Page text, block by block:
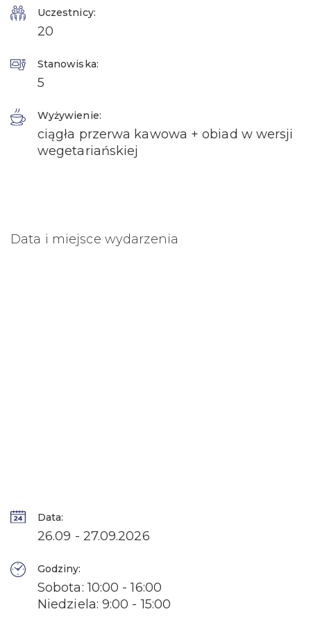
Uczestnicy:
20
Stanowiska:
5
Wyżywienie:
ciągła przerwa kawowa + obiad w wersji
wegetariańskiej
Data i miejsce wydarzenia
Data:
26.09 - 27.09.2026
Godziny:
Sobota: 10:00 - 16:00
Niedziela: 9:00 - 15:00